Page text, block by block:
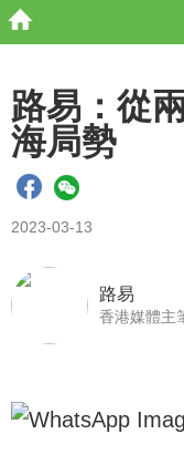
路易：從
海局勢
2023-03-13
路易
香港媒體主